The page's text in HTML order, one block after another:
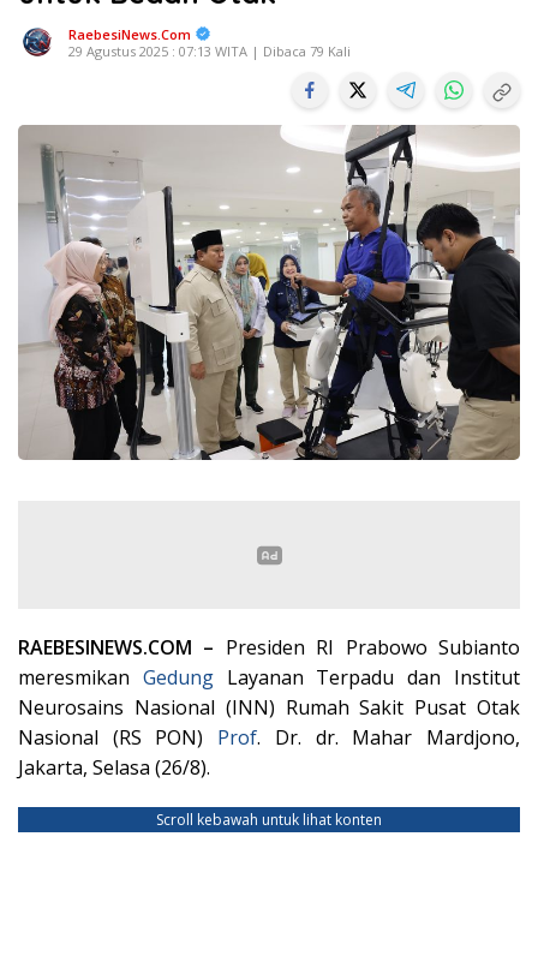
RaebesiNews.Com
29 Agustus 2025 : 07:13 WITA | Dibaca 79 Kali
RAEBESINEWS.COM – Presiden RI Prabowo Subianto
meresmikan GedungLayanan Terpadu dan Institut
Neurosains Nasional (INN) Rumah Sakit Pusat Otak
Nasional (RS PON) Prof. Dr. dr. Mahar Mardjono,
Jakarta, Selasa (26/8).
Scroll kebawah untuk lihat konten